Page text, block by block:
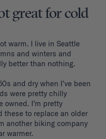
great for cold
warm. I live in Seattle
and winters and
better than nothing.
and dry when I’ve been
were pretty chilly
owned. I’m pretty
these to replace an older
another biking company
warmer.